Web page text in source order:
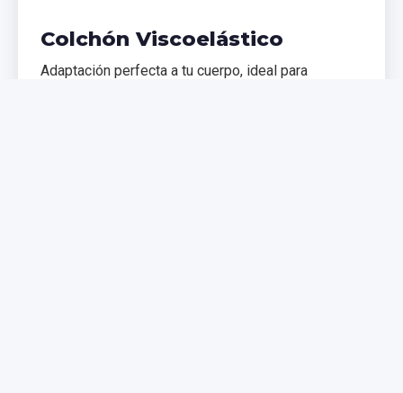
Colchón Viscoelástico
Adaptación perfecta a tu cuerpo, ideal para